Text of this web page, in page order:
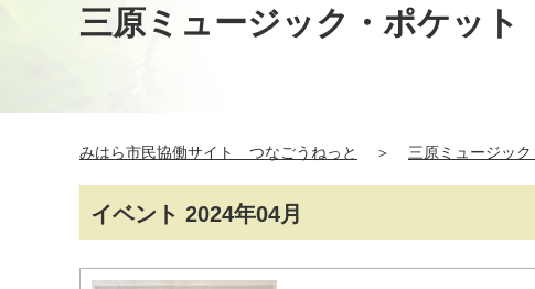
三原ミュージック・ポケット
みはら市民協働サイト つなごうねっと ＞ 三原ミュージック
イベント 2024年04月